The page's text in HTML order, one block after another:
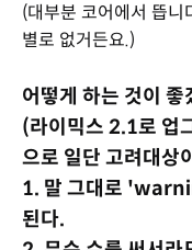
(대부분 코어에서 뜹
별로 없거든요.)
어떻게 하는 것이 좋
(라이믹스 2.1로 업
으로 일단 고려대상
1. 말 그대로
된다.